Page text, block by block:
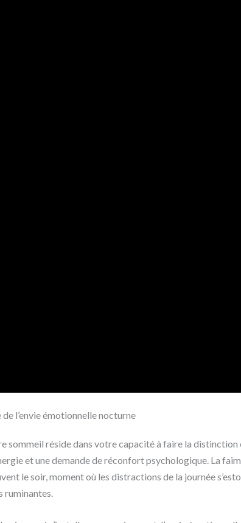
l’envie émotionnelle nocturne
sommeil réside dans votre capacité à faire la distinction
et une demande de réconfort psychologique. La faim
le soir, moment où les distractions de la journée
ruminantes.